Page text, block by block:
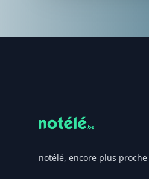
notélé, encore plus proche